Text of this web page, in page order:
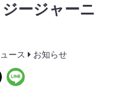
ージャーニ
ース お知らせ